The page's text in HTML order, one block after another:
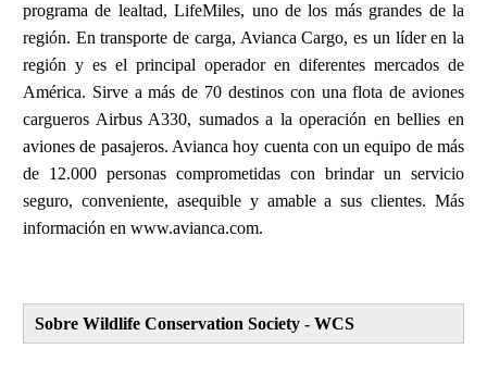
programa de lealtad, LifeMiles, uno de los más grandes de la
región. En transporte de carga, Avianca Cargo, es un líder en la
región y es el principal operador en diferentes mercados de
América. Sirve a más de 70 destinos con una flota de aviones
cargueros Airbus A330, sumados a la operación en bellies en
aviones de pasajeros. Avianca hoy cuenta con un equipo de más
de 12.000 personas comprometidas con brindar un servicio
seguro, conveniente, asequible y amable a sus clientes. Más
información en www.avianca.com.
Sobre Wildlife Conservation Society - WCS